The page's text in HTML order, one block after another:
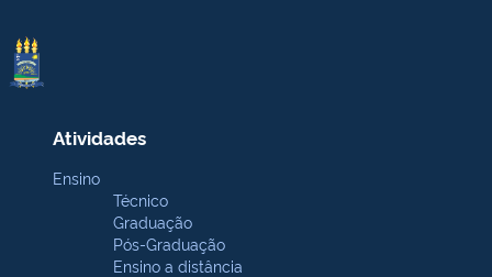
Atividades
Ensino
Técnico
Graduação
Pós-Graduação
Ensino a distância